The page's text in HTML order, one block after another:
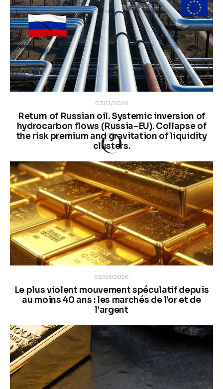
03/12/2026
Return of Russian oil. Systemic inversion of
hydrocarbon flows (Russia–EU). Collapse of
the risk premium and gravitation of liquidity
clusters.
02/05/2026
Le plus violent mouvement spéculatif depuis
au moins 40 ans : les marchés de l’or et de
l’argent